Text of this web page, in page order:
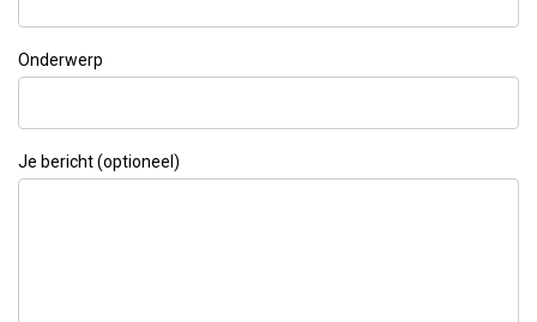
Onderwerp
Je bericht (optioneel)